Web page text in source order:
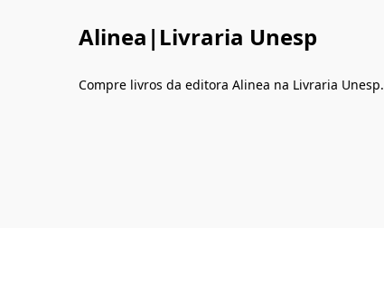
Alinea|Livraria Unesp
Compre livros da editora Alinea na Livraria